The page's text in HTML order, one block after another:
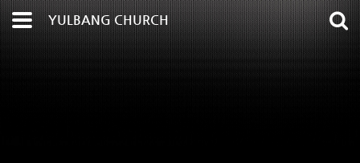
YULBANG CHURCH